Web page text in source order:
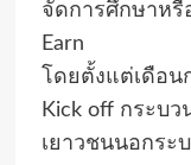
จัดการศึกษาหรื
Earn
โดยตั้งแต่เดือ
Kick off กระบ
เยาวชนนอกระ